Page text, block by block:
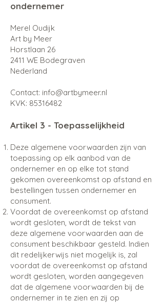
ondernemer
Merel Oudijk
Art by Meer
Horstlaan 26
2411 WE Bodegraven
Nederland
Contact: info@artbymeer.nl
KVK: 85316482
Artikel 3 - Toepasselijkheid
Deze algemene voorwaarden zijn van
toepassing op elk aanbod van de
ondernemer en op elke tot stand
gekomen overeenkomst op afstand en
bestellingen tussen ondernemer en
consument.
Voordat de overeenkomst op afstand
wordt gesloten, wordt de tekst van
deze algemene voorwaarden aan de
consument beschikbaar gesteld. Indien
dit redelijkerwijs niet mogelijk is, zal
voordat de overeenkomst op afstand
wordt gesloten, worden aangegeven
dat de algemene voorwaarden bij de
ondernemer in te zien en zij op